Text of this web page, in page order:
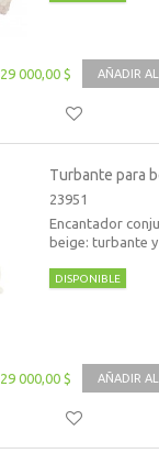
29 000,00 $ AÑADIR
Turbante para
23951
Encantador
beige: turbante y
DISPONIBLE
29 000,00 $ AÑADIR